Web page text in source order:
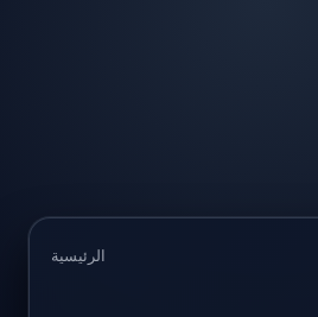
الرئيسية